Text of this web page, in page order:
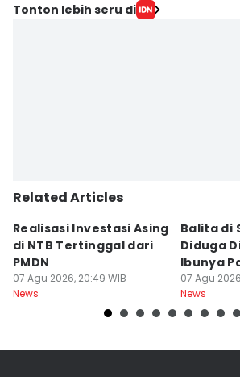
Tonton lebih seru di
Related Articles
Realisasi Investasi Asing
di NTB Tertinggal dari
PMDN
07 Agu 2026, 20:49 WIB
News
Balita di
Diduga
Ibunya
dan
07 Agu
News